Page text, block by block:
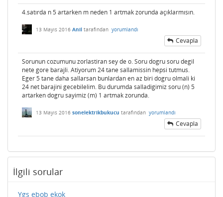
4.satırda n 5 artarken m neden 1 artmak zorunda açıklarmısın.
13 Mayıs 2016 Anil tarafından yorumlandı
Cevapla
Sorunun cozumunu zorlastiran sey de o. Soru dogru soru degil
nete gore barajli. Atiyorum 24 tane sallamissin hepsi tutmus.
Eger 5 tane daha sallarsan bunlardan en az biri dogru olmali ki
24 net barajini gecebilelim. Bu durumda salladigimiz soru (n) 5
artarken dogru sayimiz (m) 1 artmak zorunda.
13 Mayıs 2016 sonelektrikbukucu tarafından yorumlandı
Cevapla
İlgili sorular
Ygs ebob ekok